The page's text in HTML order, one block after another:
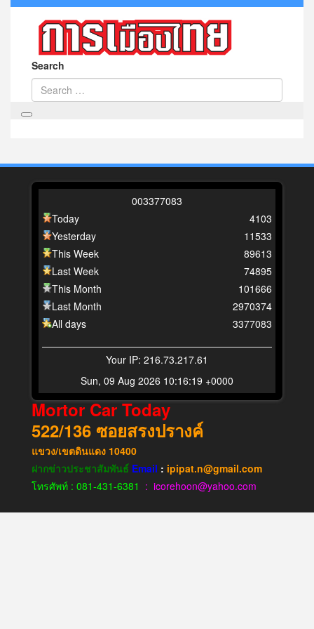
Search
003377083
Today
Yesterday
This Week
Last Week
This Month
Last Month
All days
4103
11533
89613
74895
101666
2970374
3377083
Your IP: 216.73.217.61
Sun, 09 Aug 2026 10:16:19 +0000
Mortor Car Today
522/136 ซอยสรงปรางค์
แขวง​/เขต​ดินแดง​ 10400
ฝากข่าวประชาสัมพันธ์ Email : ipipat.n@gmail.com
โทรศัพท์ : 081-431-6381 : icorehoon@yahoo.com